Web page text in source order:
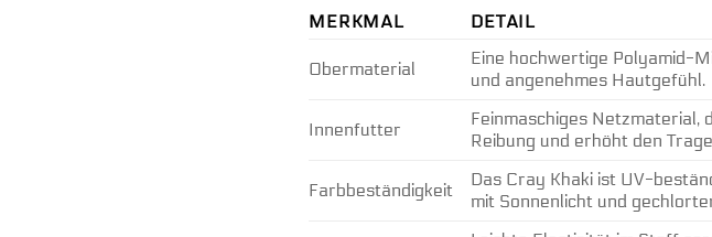
MERKMAL DETAIL
Obermaterial
Eine hochwertige Polyamid-
und angenehmes Hautgefühl.
Innenfutter
Feinmaschiges
Reibung und erhöht den
Farbbeständigkeit
Das Cray Khaki ist UV-
mit Sonnenlicht und